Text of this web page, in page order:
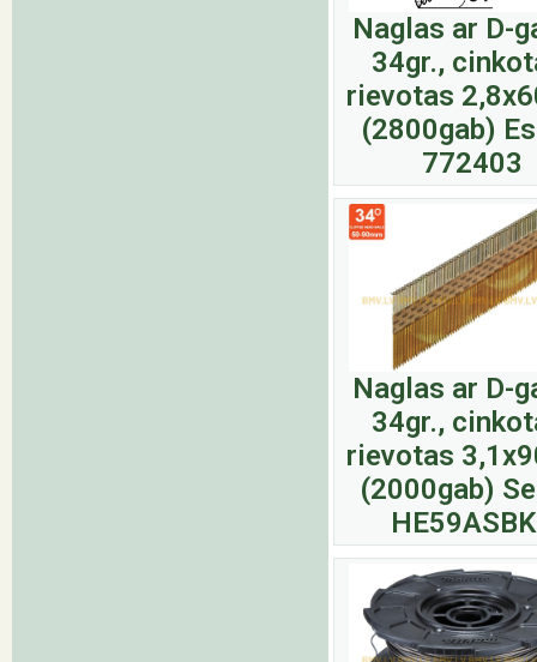
Naglas ar D-
34gr.,
rievotas
(2800gab)
772403
Naglas ar D-
34gr.,
rievotas
(2000gab)